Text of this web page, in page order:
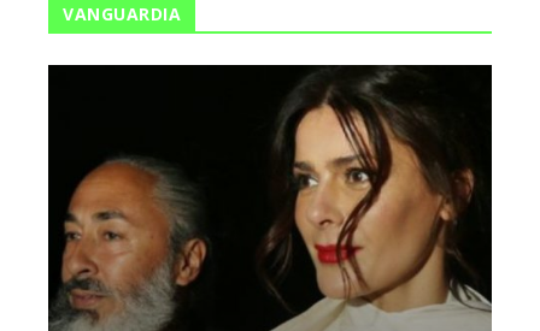
VANGUARDIA